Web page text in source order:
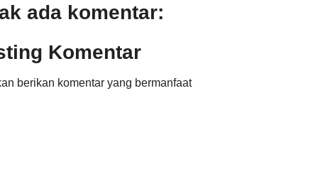
ada komentar:
Komentar
berikan komentar yang bermanfaat